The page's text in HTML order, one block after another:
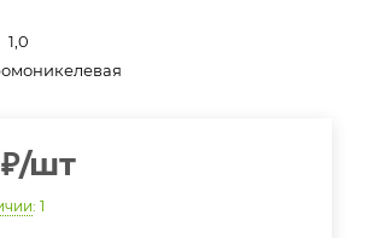
1,0
₽/шт
: 1